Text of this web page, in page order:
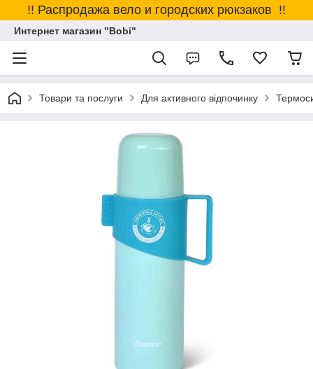
!! Распродажа вело и городских рюкзаков !!
Интернет магазин "Bobi"
Товари та послуги Для активного відпочинку